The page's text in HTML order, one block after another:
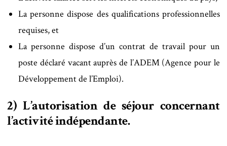
La personne dispose des qualifications professionnelles
requises, et
La personne dispose d’un contrat de travail pour un
poste déclaré vacant auprès de l’ADEM (Agence pour le
Développement de l’Emploi).
2) L’autorisation de séjour concernant
l’activité indépendante.